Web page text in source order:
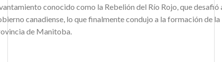
conocido como la Rebelión del Río Rojo, que desafió
canadiense, lo que finalmente condujo a la formación de la
de Manitoba.